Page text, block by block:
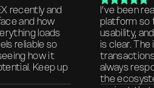
recently and
and how
loads
reliable so
how it
Keep up
I’ve been
platform so
usability,
is clear.
always
the